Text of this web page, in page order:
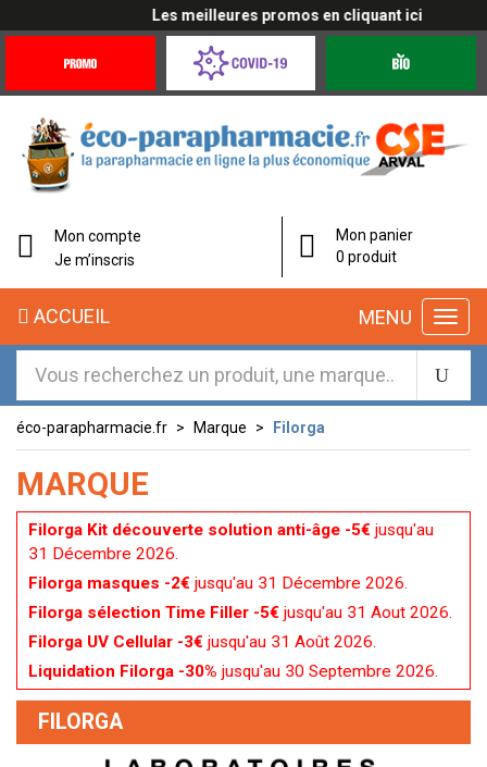
Les meilleures promos en cliquant ici
Offres
Coronavirus
Mon compte
Je m’inscris
Mon panier
0 produit
MENU
ACCUEIL
éco-parapharmacie.fr Marque Filorga
MARQUE
Filorga Kit découverte solution anti-âge -5€ jusqu'au
31 Décembre 2026.
Filorga masques -2€ jusqu'au 31 Décembre 2026.
Filorga sélection Time Filler -5€ jusqu'au 31 Aout 2026.
Filorga UV Cellular -3€ jusqu'au 31 Août 2026.
Liquidation Filorga -30% jusqu'au 30 Septembre 2026.
FILORGA